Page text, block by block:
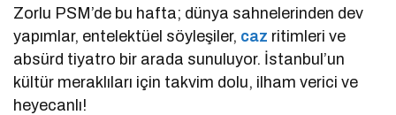
Zorlu PSM’de bu hafta; dünya sahnelerinden dev
yapımlar, entelektüel söyleşiler, caz ritimleri ve
absürd tiyatro bir arada sunuluyor. İstanbul’un
kültür meraklıları için takvim dolu, ilham verici ve
heyecanlı!